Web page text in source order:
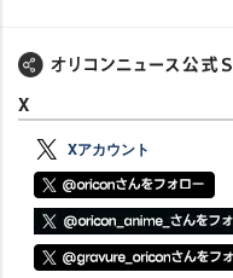
X
Xアカウント